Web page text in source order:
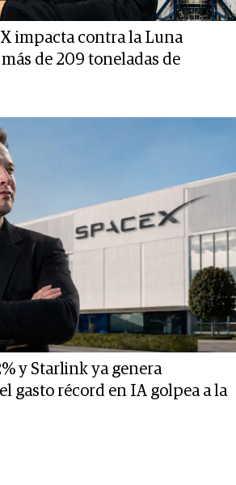
impacta contra la Luna
de 209 toneladas de
y Starlink ya genera
gasto récord en IA golpea a la